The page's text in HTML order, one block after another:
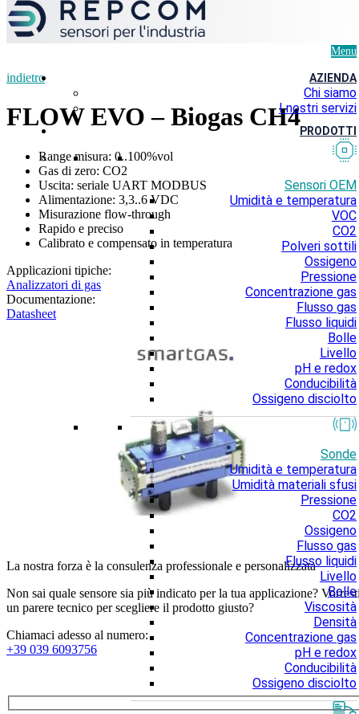
Menu
AZIENDA
Chi siamo
I nostri servizi
PRODOTTI
Sensori OEM
Umidità e temperatura
VOC
CO2
Polveri sottili
Ossigeno
Pressione
Concentrazione gas
Flusso gas
Flusso liquidi
Bolle
Livello
pH e redox
Conducibilità
Ossigeno disciolto
Sonde
Umidità e temperatura
Umidità materiali sfusi
Pressione
CO2
Ossigeno
Flusso gas
Flusso liquidi
Livello
Bolle
Viscosità
Densità
Concentrazione gas
pH e redox
Conducibilità
Ossigeno disciolto
indietro
FLOW EVO – Biogas CH4
Range misura: 0..100%vol
Gas di zero: CO2
Uscita: seriale UART MODBUS
Alimentazione: 3,3..6 VDC
Misurazione flow-through
Rapido e preciso
Calibrato e compensato in temperatura
Applicazioni tipiche:
Analizzatori di gas
Documentazione:
Datasheet
La nostra forza è la consulenza professionale e personalizzata
Non sai quale sensore sia più indicato per la tua applicazione?
un parere tecnico per scegliere il prodotto giusto?
Chiamaci adesso al numero:
+39 039 6093756